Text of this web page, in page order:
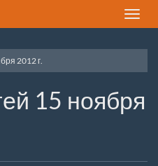
Toggle
2012 г.
15 ноября